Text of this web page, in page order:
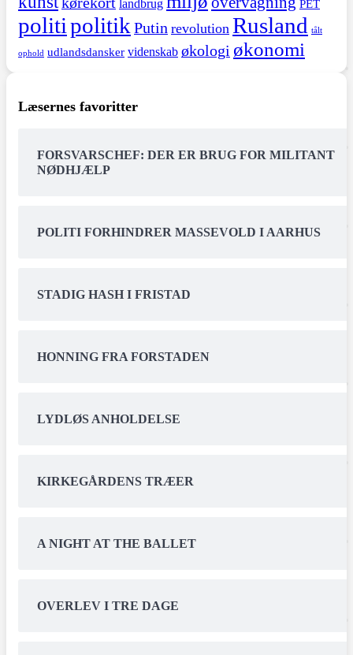
landbrug PET
politipolitik Putin revolution Rusland tålt
ophold udlandsdansker videnskab økologi økonomi
Læsernes favoritter
FORSVARSCHEF: DER ER BRUG FOR MILITANT
NØDHJÆLP
POLITI FORHINDRER MASSEVOLD I AARHUS
STADIG HASH I FRISTAD
HONNING FRA FORSTADEN
LYDLØS ANHOLDELSE
KIRKEGÅRDENS TRÆER
A NIGHT AT THE BALLET
OVERLEV I TRE DAGE